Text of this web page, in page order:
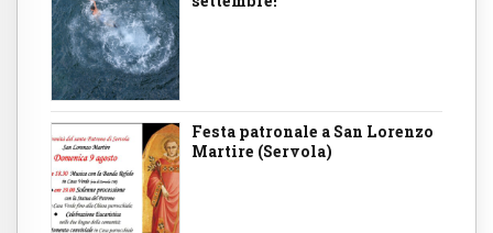
Festa patronale a San Lorenzo
Martire (Servola)